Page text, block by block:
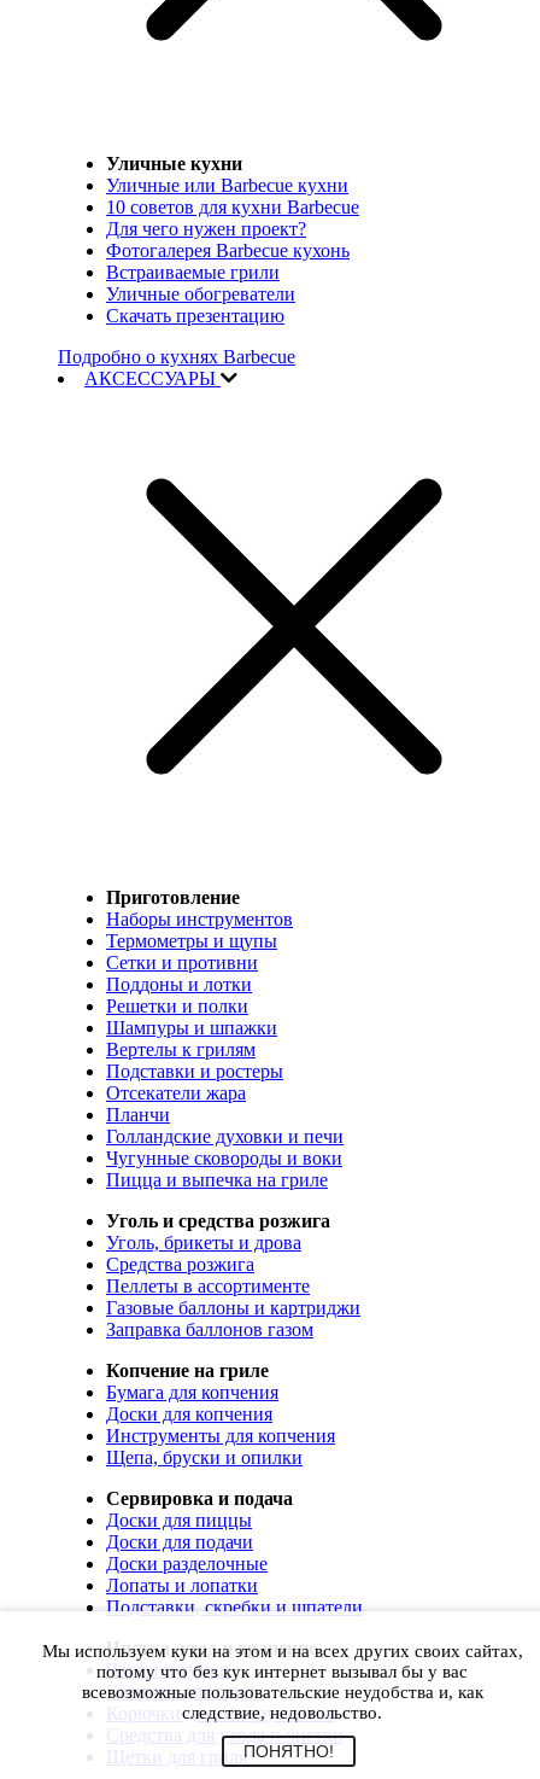
Уличные кухни
Уличные или Barbecue кухни
10 советов для кухни Barbecue
Для чего нужен проект?
Фотогалерея Barbecue кухонь
Встраиваемые грили
Уличные обогреватели
Скачать презентацию
Подробно о кухнях Barbecue
АКСЕССУАРЫ
Приготовление
Наборы инструментов
Термометры и щупы
Сетки и противни
Поддоны и лотки
Решетки и полки
Шампуры и шпажки
Вертелы к грилям
Подставки и ростеры
Отсекатели жара
Планчи
Голландские духовки и печи
Чугунные сковороды и воки
Пицца и выпечка на гриле
Уголь и средства розжига
Уголь, брикеты и дрова
Средства розжига
Пеллеты в ассортименте
Газовые баллоны и картриджи
Заправка баллонов газом
Копчение на гриле
Бумага для копчения
Доски для копчения
Инструменты для копчения
Щепа, бруски и опилки
Сервировка и подача
Доски для пиццы
Доски для подачи
Доски разделочные
Лопаты и лопатки
Подставки, скребки и шпатели
Чистка, уход и хранение
Чехлы и сумки
Коврики для гриля
Корючки для инструментов
Средства для ухода и чистки
Щетки для гриля
Мы используем куки на этом и на всех других своих сайтах,
потому что без кук интернет вызывал бы у вас
всевозможные пользовательские неудобства и, как
следствие, недовольство.
ПОНЯТНО!